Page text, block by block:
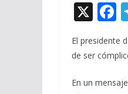
X F
ac
e
o
El presidente
de ser
En un